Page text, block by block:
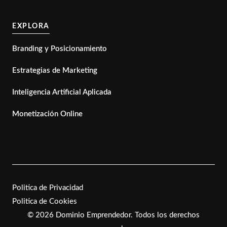
EXPLORA
Branding y Posicionamiento
Estrategias de Marketing
Inteligencia Artificial Aplicada
Monetización Online
© 2026 Dominio Emprendedor. Todos los derechos
Politica de Privacidad
Politica de Cookies